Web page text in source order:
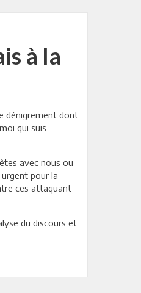
à la
dénigrement dont
qui suis
avec nous ou
pour la
ces attaquant
du discours et